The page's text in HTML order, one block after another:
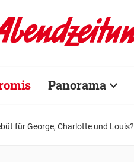
Panorama
für George, Charlotte und Louis?